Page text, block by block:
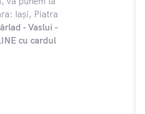
Iași, Piatra
- Vaslui -
cu cardul